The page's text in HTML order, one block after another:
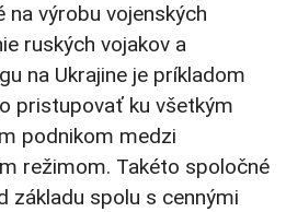
na výrobu vojenských
ruských vojakov a
na Ukrajine je príkladom
pristupovať ku všetkým
podnikom medzi
režimom. Takéto spoločné
základu spolu s cennými